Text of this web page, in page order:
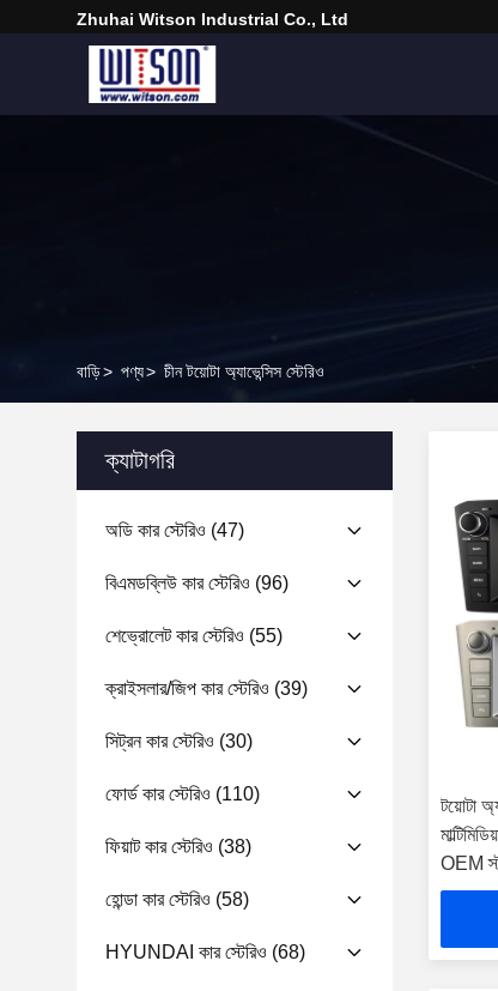
Zhuhai Witson Industrial Co., Ltd
বাড়ি> পণ্য> চীন টয়োটা অ্যাভেন্সিস স্টেরিও
ক্যাটাগরি
অডি কার স্টেরিও (47)
বিএমডব্লিউ কার স্টেরিও (96)
শেভ্রোলেট কার স্টেরিও (55)
ক্রাইসলার/জিপ কার স্টেরিও (39)
সিট্রন কার স্টেরিও (30)
ফোর্ড কার স্টেরিও (110)
ফিয়াট কার স্টেরিও (38)
হোন্ডা কার স্টেরিও (58)
HYUNDAI কার স্টেরিও (68)
টয়োটা
OEM